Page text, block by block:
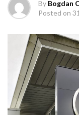
By Bogdan
Posted on